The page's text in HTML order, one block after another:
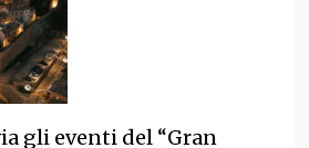
gli eventi del “Gran